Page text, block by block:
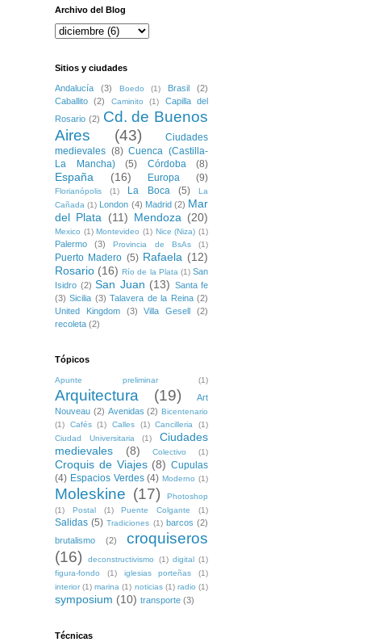
Archivo del Blog
Sitios y ciudades
Andalucía (3) Boedo (1) Brasil
(2)
Caballito
(2) Caminito (1)
Capilla del
Rosario (2) Cd. de Buenos
Aires
(43)
Ciudades
medievales (8) Cuenca (Castilla-
La Mancha)
(5) Córdoba (8)
España (16) Europa (9)
Florianópolis (1) La Boca (5)
La
Cañada (1) London (4) Madrid (2) Mar
del Plata (11) Mendoza (20)
Mexico (1) Montevideo (1) Nice (Niza) (1)
Palermo (3) Provincia de BsAs (1)
Puerto Madero (5) Rafaela (12)
Rosario (16) Río de la Plata (1) San
Isidro (2) San Juan (13) Santa fe
(3) Sicilia (3) Talavera de la Reina (2)
United Kingdom
(3) Villa Gesell
(2)
recoleta (2)
Tópicos
Apunte preliminar (1)
Arquitectura (19)
Art
Nouveau (2) Avenidas (2) Bicentenario
(1)
Cafés (1) Calles (1) Cancilleria
(1)
Ciudad Universitaria
(1)
Ciudades
medievales
(8) Colectivo (1)
Croquis de Viajes (8) Cupulas
(4) Espacios Verdes (4) Moderno (1)
Moleskine (17)
Photoshop
(1)
Postal (1) Puente Colgante (1)
Salidas (5) Tradiciones (1) barcos (2)
brutalismo
(2)
croquiseros
(16)
deconstructivismo (1) digital
(1)
figura-fondo
(1) iglesias porteñas
(1)
interior (1) marina (1) noticias (1) radio (1)
symposium (10) transporte (3)
Técnicas